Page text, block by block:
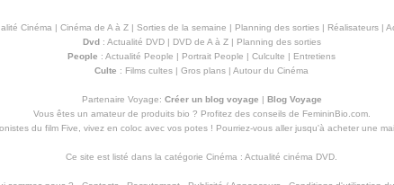
Cinéma | Cinéma de A à Z| Sorties de la semaine | Planning des sorties| Réalisateurs|
Dvd: Actualité DVD| DVD de A à Z| Planning des sorties
People : Actualité People | Portrait People | Culculte | Entretiens
Culte : Films cultes | Gros plans | Autour du Cinéma
Partenaire Voyage: Créer un blog voyage | Blog Voyage
Vous êtes un amateur de produits bio ? Profitez des conseils de FemininBio.com.
du film Five, vivez en coloc avec vos potes ! Pourriez-vous aller jusqu'à acheter une
Ce site est listé dans la catégorie Cinéma : Actualité cinéma DVD